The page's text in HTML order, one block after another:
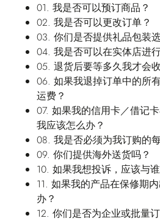
01. 我是否可以预订商品？
02. 我是否可以更改订单？
03. 你们是否提供礼品包装
04. 我是否可以在实体店进
05. 退货后要等多久我才会
06. 如果我退掉订单中的所
运费？
07. 如果我的信用卡／借记
我应该怎么办？
08. 我是否必须为我订购的
09. 你们提供海外送货吗？
10. 如果我想投诉，应该与
11. 如果我的产品在保修期
办？
12. 你们是否为企业或批量